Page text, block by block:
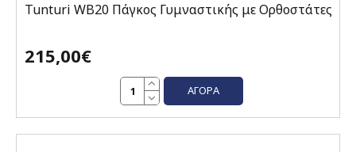
Tunturi WB20 Πάγκος Γυμναστικής με Ορθοστάτες
215,00€
ΑΓΟΡΆ